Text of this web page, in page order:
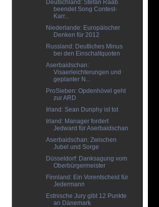
Deutschland: Stefan Raab
beendet Song Contest-
Karr...
Niederlande: Europäischer
Denken für 2012
Russland: Deutliches Minus
bei den Einschaltquoten
Aserbaidschan:
Visaerleichterungen und
geplanter N...
ProSieben: Opdenhövel geht
zur ARD
Irland: Sean Dunphy ist tot
Irland: Manager fordert
Jedward für Aserbaidschan
Aserbaidschan: Zwischen
Jubel und Sorge
Düsseldorf: Danksagung vom
Oberbürgermeister
Finnland: Ein Vorentscheid für
Jedermann
Estnische Jury gibt 12 Punkte
an Dänemark